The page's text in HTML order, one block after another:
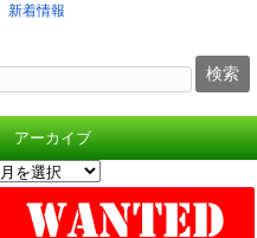
新着情報
アーカイブ